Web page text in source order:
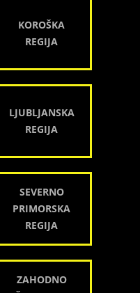
KOROŠKA
REGIJA
LJUBLJANSKA
REGIJA
SEVERNO
PRIMORSKA
REGIJA
ZAHODNO